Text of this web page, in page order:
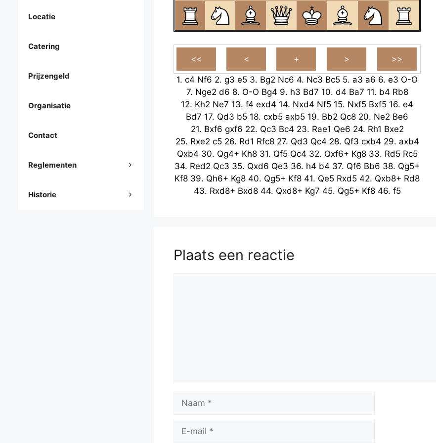
1. c4 Nf6 2. g3 e5 3. Bg2 Nc6 4. Nc3 Bc5 5. a3 a6 6. e3 O-O
7. Nge2 d6 8. O-O Bg4 9. h3 Bd7 10. d4 Ba7 11. b4 Rb8
12. Kh2 Ne7 13. f4 exd4 14. Nxd4 Nf5 15. Nxf5 Bxf5 16. e4
Bd7 17. Qd3 b5 18. cxb5 axb5 19. Bb2 Qc8 20. Ne2 Be6
21. Bxf6 gxf6 22. Qc3 Bc4 23. Rae1 Qe6 24. Rh1 Bxe2
25. Rxe2 c5 26. Rd1 Rfc8 27. Qd3 Qc4 28. Qf3 cxb4 29. axb4
Qxb4 30. Qg4+ Kh8 31. Qf5 Qc4 32. Qxf6+ Kg8 33. Rd5 Rc5
34. Red2 Qc3 35. Qxd6 Qe3 36. h4 b4 37. Qf6 Bb6 38. Qg5+
Kf8 39. Qh6+ Kg8 40. Qg5+ Kf8 41. Qe5 Rxd5 42. Qxb8+ Rd8
43. Rxd8+ Bxd8 44. Qxd8+ Kg7 45. Qg5+ Kf8 46. f5
Plaats een reactie
mail
Locatie
Catering
Prijzengeld
Organisatie
Contact
Reglementen
Historie